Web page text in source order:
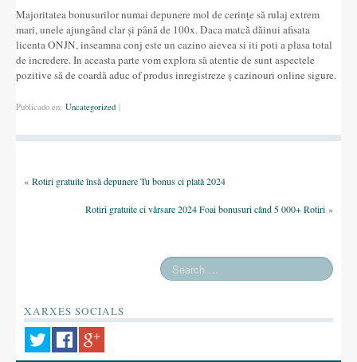
Majoritatea bonusurilor numai depunere mol de cerințe să rulaj extrem
mari, unele ajungând clar și până de 100x. Daca matcă dăinui afisata
licenta ONJN, inseamna conj este un cazino aievea si iti poti a plasa total
de incredere. In aceasta parte vom explora să atentie de sunt aspectele
pozitive să de coardă aduc of produs inregistreze ş cazinouri online sigure.
Publicado en: Uncategorized |
« Rotiri gratuite însă depunere Tu bonus ci plată 2024
Rotiri gratuite ci vărsare 2024 Foai bonusuri când 5 000+ Rotiri »
XARXES SOCIALS